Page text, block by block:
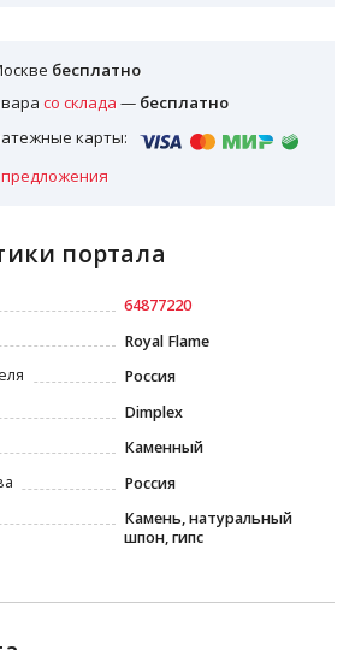
бесплатно
со склада — бесплатно
карты:
портала
64877220
Royal Flame
Россия
Dimplex
Каменный
Россия
Камень, натуральный
шпон, гипс